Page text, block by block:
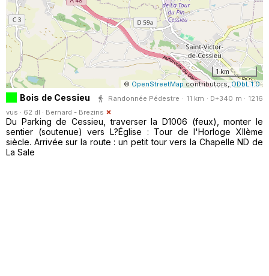
1 km
© OpenStreetMap contributors, ODbL 1.0
Bois de Cessieu
Randonnée Pédestre · 11 km · D+340 m · 1216
vus · 62 dl · Bernard - Brezins
Du Parking de Cessieu, traverser la D1006 (feux), monter le
sentier (soutenue) vers L?Église : Tour de l'Horloge XIIème
siècle. Arrivée sur la route : un petit tour vers la Chapelle ND de
La Sale